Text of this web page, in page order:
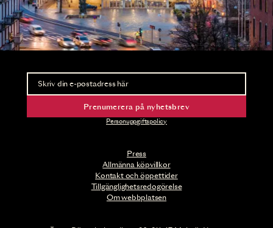
Press
Allmänna köpvillkor
Kontakt och öppettider
Tillgänglighetsredogörelse
Om webbplatsen
Nyhetsbrev
Ta del av förhandsinformation och biljettsläpp.
Prenumerera på nyhetsbrev
Personuppgiftspolicy